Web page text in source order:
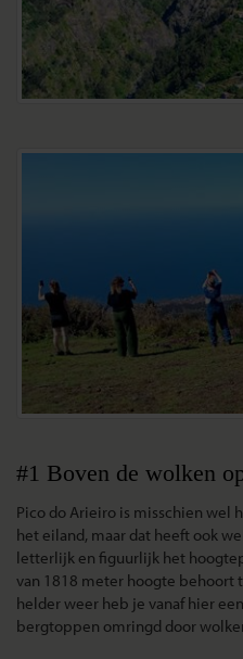
#1 Boven de wolken
Pico do Arieiro is misschien wel
het eiland, maar dat heeft ook
letterlijk en figuurlijk het
van 1818 meter hoogte behoort
helder weer heb je vanaf hier
bergtoppen omringd door